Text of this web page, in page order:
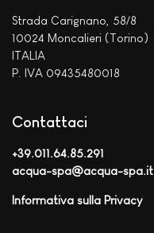
Strada Carignano, 58/8
10024 Moncalieri (Torino)
ITALIA
P. IVA 09435480018
Contattaci
+39.011.64.85.291
acqua-spa@acqua-spa.it
Informativa sulla Privacy